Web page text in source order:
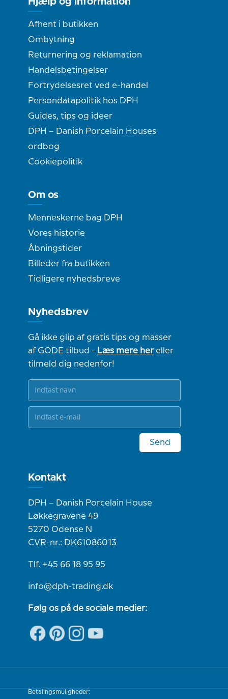
Afhent i butikken
Ombytning
Returnering og reklamation
Handelsbetingelser
Fortrydelsesret ved e-handel
Persondatapolitik hos DPH
Guides, tips og ideer
DPH – Danish Porcelain Houses
ordbog
Cookiepolitik
Om os
Menneskerne bag DPH
Vores historie
Åbningstider
Billeder fra butikken
Tidligere nyhedsbreve
Nyhedsbrev
Gå ikke glip af gratis tips og masser
af GODE tilbud - Læs mere hereller
tilmeld dig nedenfor!
Send
Kontakt
DPH – Danish Porcelain House
Løkkegravene 49
5270 Odense N
CVR-nr.: DK61086013
Tlf. +45 66 18 95 95
info@dph-trading.dk
Følg os på de sociale medier:
Betalingsmuligheder: